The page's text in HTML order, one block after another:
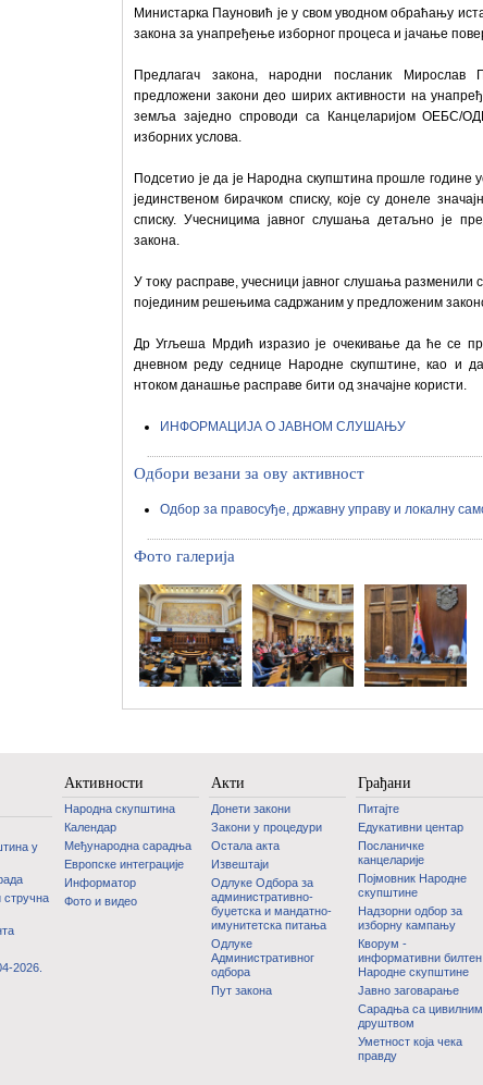
Министарка Пауновић је у свом уводном обраћању
закона за унапређење изборног процеса и јачање
Предлагач закона, народни посланик
предложени закони део ширих активности на
земља заједно спроводи са Канцеларијом ОЕБС/
изборних услова.
Подсетио је да је Народна скупштина прошле године
јединственом бирачком списку, које су донеле
списку. Учесницима јавног слушања детаљно је
закона.
У току расправе, учесници јавног слушања разменили
појединим решењима садржаним у предложеним
Др Угљеша Мрдић изразио је очекивање да ће се
дневном реду седнице Народне скупштине, као и
нтоком данашње расправе бити од значајне користи.
ИНФОРМАЦИЈА О ЈАВНОМ СЛУШАЊУ
Одбори везани за ову активност
Одбор за правосуђе, државну управу и локалну
Фото галерија
у
стручна
2026.
Активности
Народна скупштина
Календар
Међународна сарадња
Европске интеграције
Информатор
Фото и видео
Акти
Донети закони
Закони у процедури
Остала акта
Извештаји
Одлуке Одбора за
административно-
буџетска и мандатно-
имунитетска питања
Одлуке
Административног
одбора
Пут закона
Грађани
Питајте
Едукативни центар
Посланичке
канцеларије
Појмовник Народне
скупштине
Надзорни одбор за
изборну кампању
Кворум -
информативни билтен
Народне скупштине
Јавно заговарање
Сарадња са цивилним
друштвом
Уметност која чека
правду